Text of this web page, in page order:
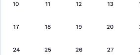
Căutare
10 11 12 13
17 18 19 20
24 25 26 27